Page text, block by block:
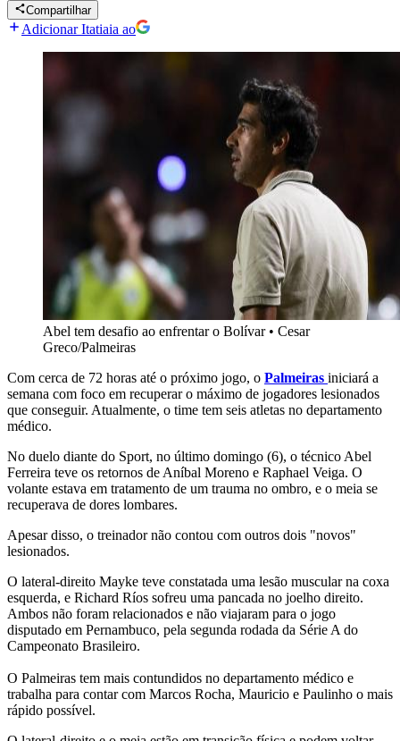
Compartilhar
Adicionar Itatiaia ao
Abel tem desafio ao enfrentar o Bolívar• Cesar
Greco/Palmeiras
Com cerca de 72 horas até o próximo jogo, o Palmeiras iniciará a
semana com foco em recuperar o máximo de jogadores lesionados
que conseguir. Atualmente, o time tem seis atletas no departamento
médico.
No duelo diante do Sport, no último domingo (6), o técnico Abel
Ferreira teve os retornos de Aníbal Moreno e Raphael Veiga. O
volante estava em tratamento de um trauma no ombro, e o meia se
recuperava de dores lombares.
Apesar disso, o treinador não contou com outros dois "novos"
lesionados.
O lateral-direito Mayke teve constatada uma lesão muscular na coxa
esquerda, e Richard Ríos sofreu uma pancada no joelho direito.
Ambos não foram relacionados e não viajaram para o jogo
disputado em Pernambuco, pela segunda rodada da Série A do
Campeonato Brasileiro.
O Palmeiras tem mais contundidos no departamento médico e
trabalha para contar com Marcos Rocha, Mauricio e Paulinho o mais
rápido possível.